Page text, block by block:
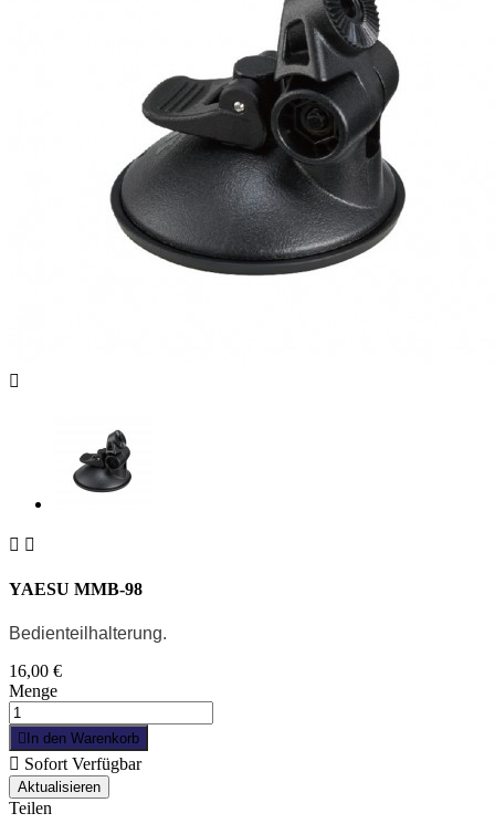

 
YAESU MMB-98
Bedienteilhalterung.
16,00 €
Menge
In den Warenkorb
 Sofort Verfügbar
Teilen